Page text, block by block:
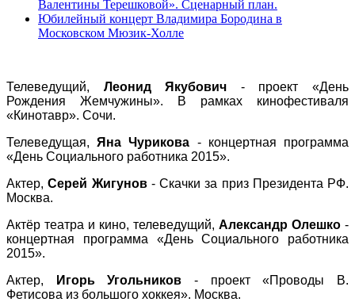
Валентины Терешковой». Сценарный план.
Юбилейный концерт Владимира Бородина в
Московском Мюзик-Холле
Телеведущий, Леонид Якубович - проект «День
Рождения Жемчужины». В рамках кинофестиваля
«Кинотавр». Сочи.
Телеведущая,Яна Чурикова - концертная программа
«День Социального работника 2015».
Актер,Серей Жигунов- Скачки за приз Президента РФ.
Москва.
Актёр театра и кино, телеведущий, Александр Олешко -
концертная программа «День Социального работника
2015».
Актер,
Игорь Угольников - проект «Проводы В.
Фетисова из большого хоккея». Москва.